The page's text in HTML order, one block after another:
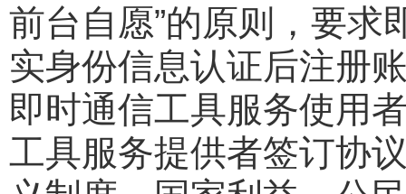
前台自愿”的原则，要求
实身份信息认证后注册
即时通信工具服务使用
工具服务提供者签订协